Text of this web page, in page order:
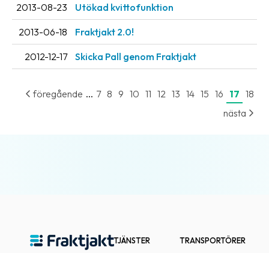
2013-08-23 Utökad kvittofunktion
2013-06-18 Fraktjakt 2.0!
2012-12-17 Skicka Pall genom Fraktjakt
föregående ... 7 8 9 10 11 12 13 14 15 16 17 18
nästa
TJÄNSTER
TRANSPORTÖRER